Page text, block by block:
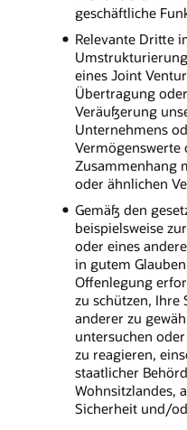
geschäftliche
Relevante Dritte
eines Joint
Übertragung
Veräußerung
Unternehmens
Zusammenhang
oder ähnlichen
Gemäß den
beispielsweise
oder eines
in gutem
Offenlegung
zu schützen, Ihre
anderer zu
untersuchen
zu reagieren,
staatlicher
Wohnsitzlandes,
Sicherheit und/